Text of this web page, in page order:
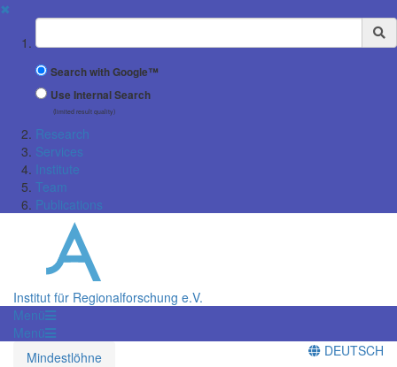
✖
Suchbegriff
Search with Google™
Use Internal Search
(limited result quality)
Research
Services
Institute
Team
Publications
Institut für Regionalforschung e.V.
Menü
Menü
Mindestlöhne
DEUTSCH